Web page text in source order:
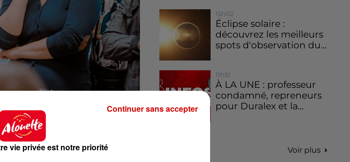
15h02
Éclipse solaire :
découvrez les meilleurs
spots d'observation du...
11h51
À LA UNE : professeur
condamné, repreneurs
pour Duralex et la...
Voir plus
vie privée est notre priorité
Continuer sans accepter